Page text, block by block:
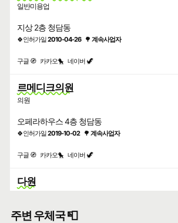
일반미용업
지상 2층 청담동
🍀인허가일2010-04-26 🌳 계속사업자
구글 🧭 카카오🐤 네이버 🦖
르메디크의원
의원
오페라하우스 4층 청담동
🍀인허가일2019-10-02 🌳 계속사업자
구글 🧭 카카오🐤 네이버 🦖
다원
지상 5층 청담동 오페라하우스
주변 우체국 📮